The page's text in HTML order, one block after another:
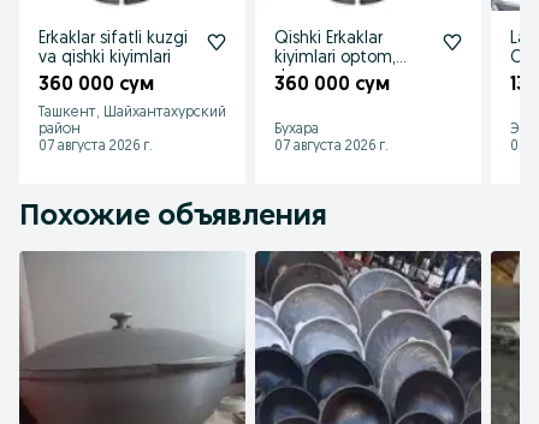
Erkaklar sifatli kuzgi
va qishki kiyimlari
360 000 сум
Ташкент, Шайхантахурский
район
07 августа 2026 г.
Qishki Erkaklar
kiyimlari optom,
dona
360 000 сум
Бухара
07 августа 2026 г.
05
Похожие объявления